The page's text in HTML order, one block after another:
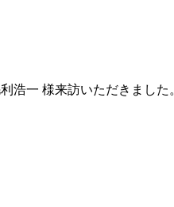
一 様来訪いただきました。